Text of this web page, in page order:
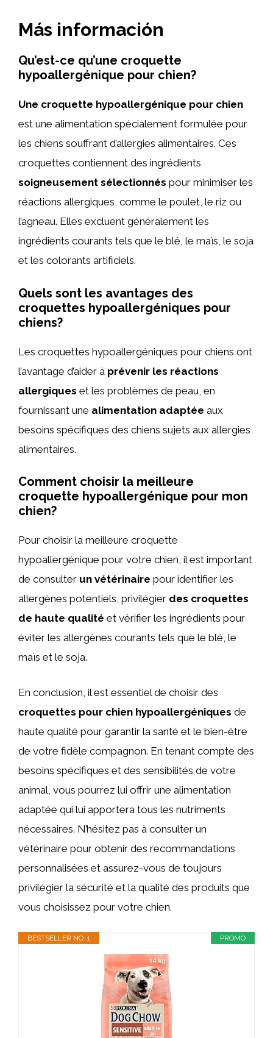
Más información
Qu’est-ce qu’une croquette
hypoallergénique pour chien?
Une croquette hypoallergénique pour chien
est une alimentation spécialement formulée pour
les chiens souffrant d’allergies alimentaires. Ces
croquettes contiennent des ingrédients
soigneusement sélectionnés pour minimiser les
réactions allergiques, comme le poulet, le riz ou
l’agneau. Elles excluent généralement les
ingrédients courants tels que le blé, le maïs, le soja
et les colorants artificiels.
Quels sont les avantages des
croquettes hypoallergéniques pour
chiens?
Les croquettes hypoallergéniques pour chiens ont
l’avantage d’aider à prévenir les réactions
allergiques et les problèmes de peau, en
fournissant une alimentation adaptée aux
besoins spécifiques des chiens sujets aux allergies
alimentaires.
Comment choisir la meilleure
croquette hypoallergénique pour mon
chien?
Pour choisir la meilleure croquette
hypoallergénique pour votre chien, il est important
de consulter un vétérinaire pour identifier les
allergènes potentiels, privilégier des croquettes
de haute qualité et vérifier les ingrédients pour
éviter les allergènes courants tels que le blé, le
maïs et le soja.
En conclusion, il est essentiel de choisir des
croquettes pour chien hypoallergéniques de
haute qualité pour garantir la santé et le bien-être
de votre fidèle compagnon. En tenant compte des
besoins spécifiques et des sensibilités de votre
animal, vous pourrez lui offrir une alimentation
adaptée qui lui apportera tous les nutriments
nécessaires. N’hésitez pas à consulter un
vétérinaire pour obtenir des recommandations
personnalisées et assurez-vous de toujours
privilégier la sécurité et la qualité des produits que
vous choisissez pour votre chien.
PROMO
BESTSELLER NO. 1